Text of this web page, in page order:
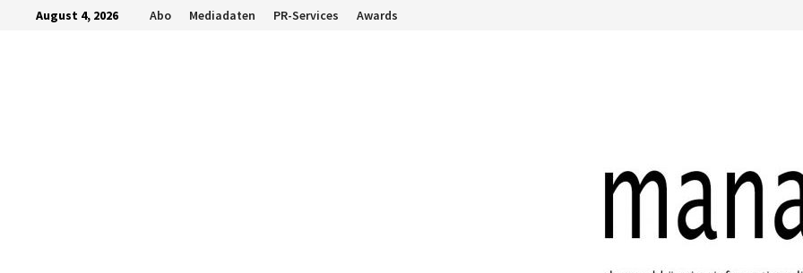
ZurückAugust 4, 2026 Abo Mediadaten PR-Services Awards